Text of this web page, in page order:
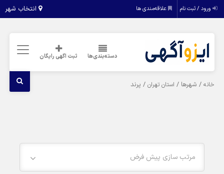
انتخاب شهر ورود / ثبت نام علاقه‌مندی ها
دسته‌بندی‌ها ثبت اگهی رایگان
خانه / شهرها / استان تهران / پرند
مرتب سازی پیش فرض